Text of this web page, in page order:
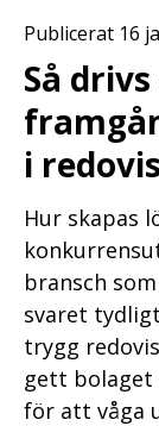
Publicerat 16
Så
i
Hur skapas
bransch
svaret
trygg
gett bolaget
för att våga